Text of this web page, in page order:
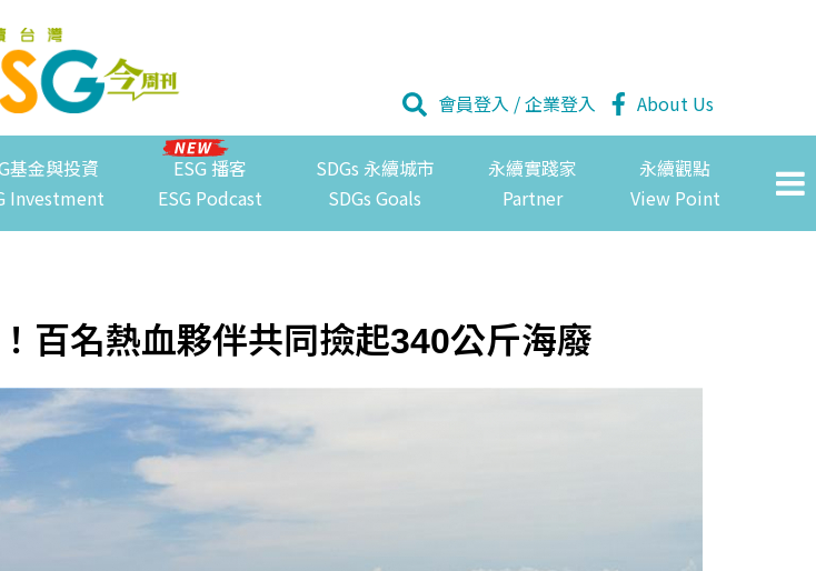
會員登入 /企業登入 About Us
基金與投資
Investment
ESG 播客
ESG Podcast
SDGs 永續城市
SDGs Goals
永續實踐家
Partner
永續觀點
View Point
百名熱血夥伴共同撿起340公斤海廢